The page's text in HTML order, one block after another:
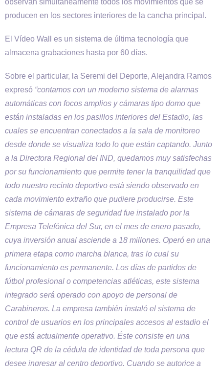
observan simultáneamente todos los movimientos que se
producen en los sectores interiores de la cancha principal.
El Vídeo Wall es un sistema de última tecnología que
almacena grabaciones hasta por 60 días.
Sobre el particular, la Seremi del Deporte, Alejandra Ramos
expresó “contamos con un moderno sistema de alarmas
automáticas con focos amplios y cámaras tipo domo que
están instaladas en los pasillos interiores del Estadio, las
cuales se encuentran conectados a la sala de monitoreo
desde donde se visualiza todo lo que están captando. Junto
a la Directora Regional del IND, quedamos muy satisfechas
por su funcionamiento que permite tener la tranquilidad que
todo nuestro recinto deportivo está siendo observado en
cada movimiento extraño que pudiere producirse. Este
sistema de cámaras de seguridad fue instalado por la
Empresa Telefónica del Sur, en el mes de enero pasado,
cuya inversión anual asciende a 18 millones. Operó en una
primera etapa como marcha blanca, tras lo cual su
funcionamiento es permanente. Los días de partidos de
fútbol profesional o competencias atléticas, este sistema
integrado será operado con apoyo de personal de
Carabineros. La empresa también instaló el sistema de
control de usuarios en los principales accesos al estadio el
que está actualmente operativo. Éste consiste en una
lectura QR de la cédula de identidad de toda persona que
desee ingresar al centro deportivo. Cuando se autorice a